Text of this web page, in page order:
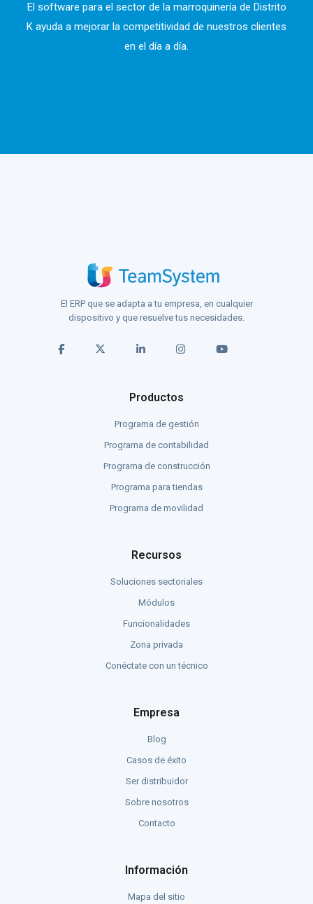
El software para el sector de la marroquinería de Distrito
K ayuda a mejorar la competitividad de nuestros clientes
en el día a día.
El ERP que se adapta a tu empresa, en cualquier
dispositivo y que resuelve tus necesidades.
Productos
Programa de gestión
Programa de contabilidad
Programa de construcción
Programa para tiendas
Programa de movilidad
Recursos
Soluciones sectoriales
Módulos
Funcionalidades
Zona privada
Conéctate con un técnico
Empresa
Blog
Casos de éxito
Ser distribuidor
Sobre nosotros
Contacto
Información
Mapa del sitio